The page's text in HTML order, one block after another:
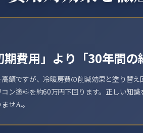
期費用」より「30年間
額ですが、冷暖房費の削減効果と塗り替
ン塗料を約60万円下回ります。正しい知
せん。